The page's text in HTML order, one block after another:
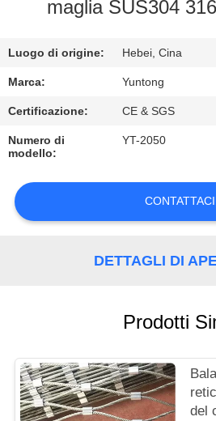
CONTROLLO
QUALITÀ
CONTATTICI
RICHIEDA
UNA
CITAZIONE
maglia SUS304
Luogo di origine: Hebei, Cina
Marca: Yuntong
Certificazione: CE & SGS
Numero di
modello:
YT-2050
DETTAGLI DI
Prodotti
del